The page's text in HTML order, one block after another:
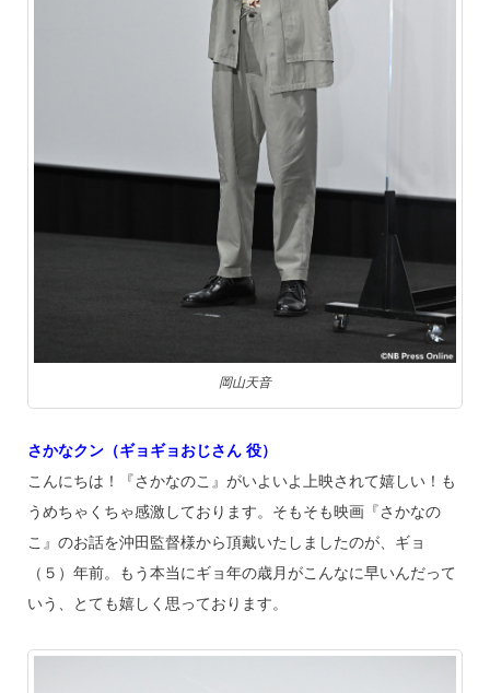
岡山天音
さかなクン（ギョギョおじさん 役）
こんにちは！『さかなのこ』がいよいよ上映されて嬉しい！も
うめちゃくちゃ感激しております。そもそも映画『さかなの
こ』のお話を沖田監督様から頂戴いたしましたのが、ギョ
（５）年前。もう本当にギョ年の歳月がこんなに早いんだって
いう、とても嬉しく思っております。